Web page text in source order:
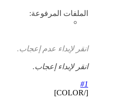
الملفات المرفوعة:
انقر لإبداء عدم إعجاب.
انقر لإبداء إعجاب.
#1
[/COLOR]